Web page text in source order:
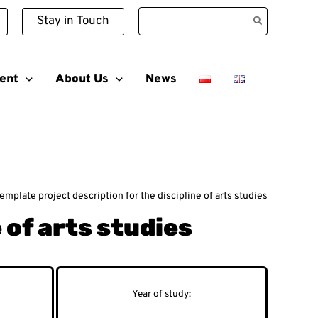
Stay in Touch
Search
for:
About Us News
project description for the discipline of arts studies
of arts studies